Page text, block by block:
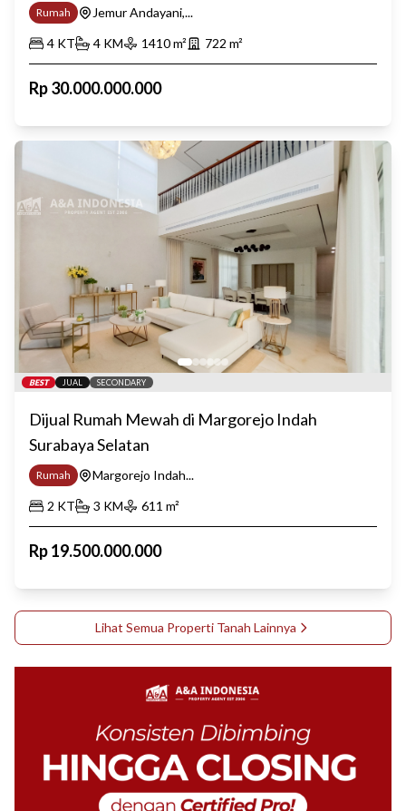
Rumah
Jemur Andayani,...
4 KT 4 KM 1410m² 722 m²
Rp30.000.000.000
BEST JUAL SECONDARY
Dijual Rumah Mewah di Margorejo Indah
Surabaya Selatan
Rumah
Margorejo Indah...
2 KT 3 KM 611 m²
Rp19.500.000.000
Lihat Semua Properti Tanah Lainnya